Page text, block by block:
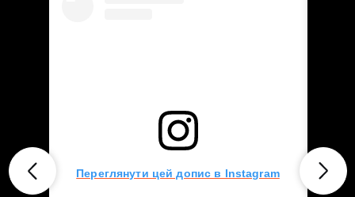
Переглянути цей допис в Instagram